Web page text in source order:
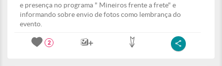
e presença no programa " Mineiros frente a frete" e
informando sobre envio de fotos como lembrança do
evento.
2